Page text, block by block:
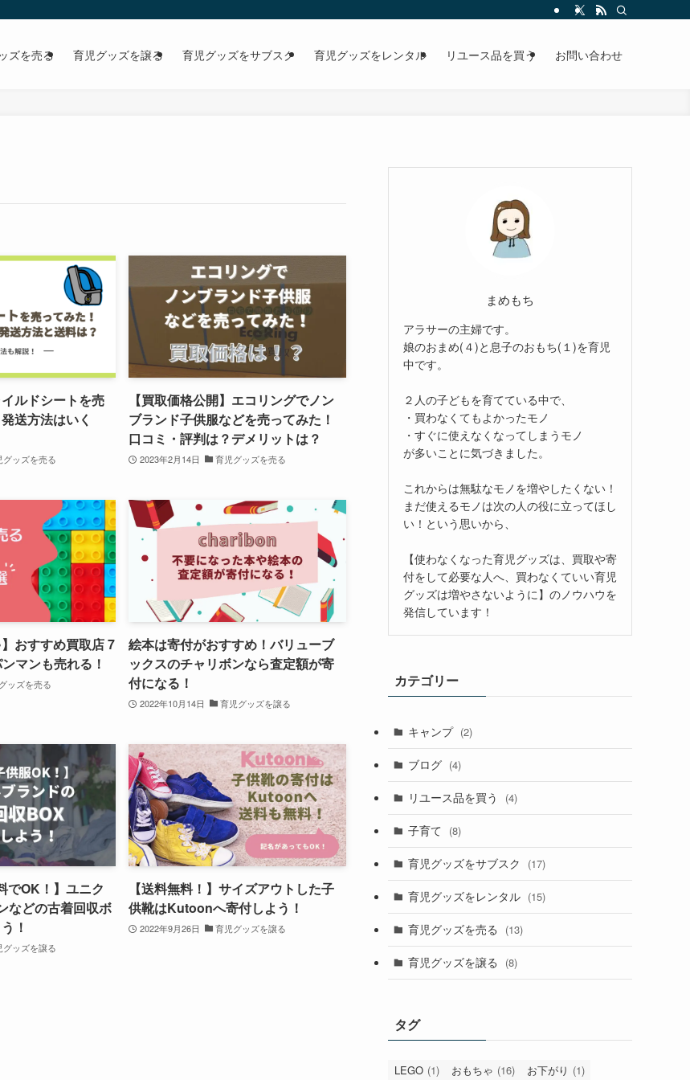
ズを売る 育児グッズを譲る 育児グッズをサブスク 育児グッズをレンタル リユース品を買う お問い合わせ
イルドシートを売
送方法はいく
グッズを売る
【買取価格公開】エコリングでノン
ブランド子供服などを売ってみた！
口コミ・評判は？デメリットは？
2023年2月14日 育児グッズを売る
】おすすめ買取店 7
マンも売れる！
ッズを売る
絵本は寄付がおすすめ！バリューブ
ックスのチャリボンなら査定額が寄
付になる！
2022年10月14日 育児グッズを譲る
でOK！】ユニク
などの古着回収ボ
！
グッズを譲る
【送料無料！】サイズアウトした子
供靴はKutoonへ寄付しよう！
2022年9月26日 育児グッズを譲る
まめもち
アラサーの主婦です。
娘のおまめ(４)と息子のおもち(１)を育児
中です。
２人の子どもを育てている中で、
・買わなくてもよかったモノ
・すぐに使えなくなってしまうモノ
が多いことに気づきました。
これからは無駄なモノを増やしたくない！
まだ使えるモノは次の人の役に立ってほし
い！という思いから、
【使わなくなった育児グッズは、買取や寄
付をして必要な人へ、買わなくていい育児
グッズは増やさないように】のノウハウを
発信しています！
カテゴリー
キャンプ (2)
ブログ (4)
リユース品を買う (4)
子育て (8)
育児グッズをサブスク (17)
育児グッズをレンタル (15)
育児グッズを売る (13)
育児グッズを譲る (8)
タグ
LEGO (1) おもちゃ (16) お下がり (1)